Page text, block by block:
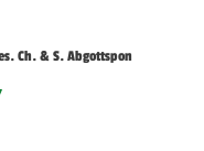
Ch. & S. Abgottspon